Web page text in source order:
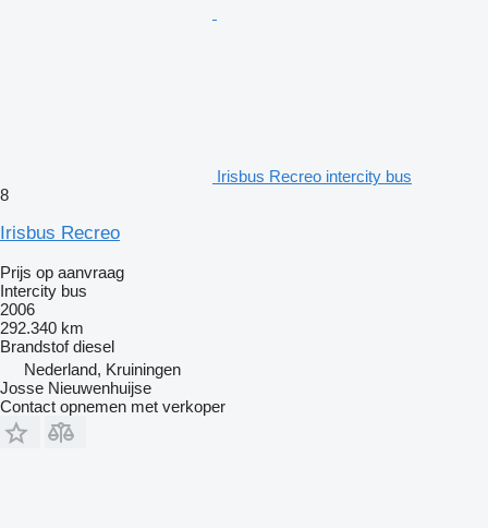
Irisbus Recreo intercity bus
8
Irisbus Recreo
Prijs op aanvraag
Intercity bus
2006
292.340 km
Brandstof diesel
Nederland, Kruiningen
Josse Nieuwenhuijse
Contact opnemen met verkoper